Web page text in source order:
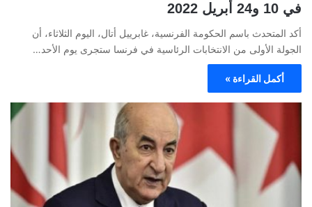
في 10 و24 أبريل 2022
أكد المتحدث باسم الحكومة الفرنسية، غابرييل أتال، اليوم الثلاثاء، أن
الجولة الأولى من الانتخابات الرئاسية في فرنسا ستجرى يوم الأحد…
أكمل القراءة »